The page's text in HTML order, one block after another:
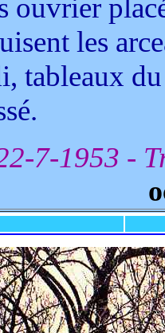
ouvrier
les
tableaux
7-1953 -